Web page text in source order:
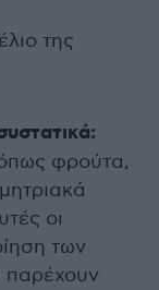
της
φρούτα,
οι
των
παρέχουν